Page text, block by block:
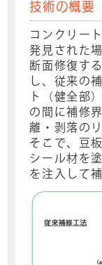
技術の概要
コンクリー
発見された
断面修復す
し、従来の
ト（健全部
の間に補修
離・剥落の
そこで、豆
シール材を
を注入して